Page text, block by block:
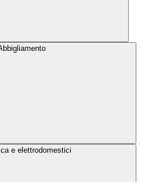
e elettrodomestici